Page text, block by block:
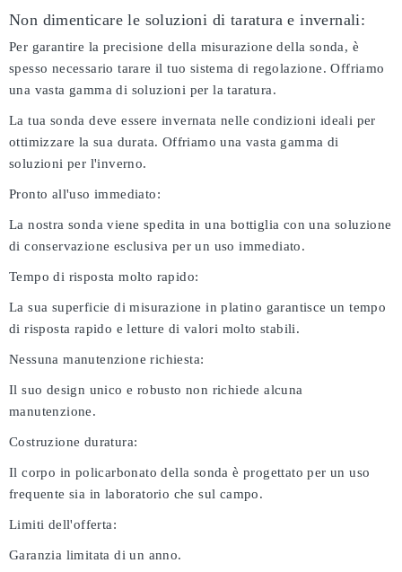
Non dimenticare le soluzioni di taratura e invernali:
Per garantire la precisione della misurazione della sonda, è
spesso necessario tarare il tuo sistema di regolazione. Offriamo
una vasta gamma di soluzioni per la taratura.
La tua sonda deve essere invernata nelle condizioni ideali per
ottimizzare la sua durata. Offriamo una vasta gamma di
soluzioni per l'inverno.
Pronto all'uso immediato:
La nostra sonda viene spedita in una bottiglia con una soluzione
di conservazione esclusiva per un uso immediato.
Tempo di risposta molto rapido:
La sua superficie di misurazione in platino garantisce un tempo
di risposta rapido e letture di valori molto stabili.
Nessuna manutenzione richiesta:
Il suo design unico e robusto non richiede alcuna
manutenzione.
Costruzione duratura:
Il corpo in policarbonato della sonda è progettato per un uso
frequente sia in laboratorio che sul campo.
Limiti dell'offerta:
Garanzia limitata di un anno.